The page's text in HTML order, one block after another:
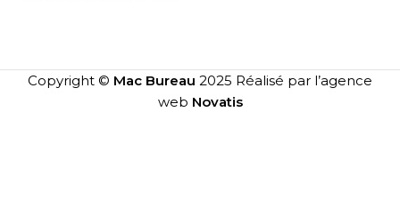
Copyright © Mac Bureau 2025 Réalisé par l’agence
web Novatis